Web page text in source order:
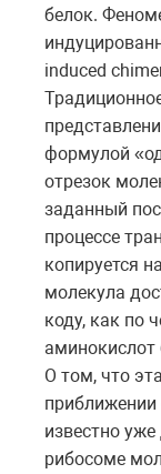
белок.
induced
формулой
отрезок
заданный
процессе
копируется
молекула
коду, как по
аминокислот
О том, что
приближении
известно
рибосоме